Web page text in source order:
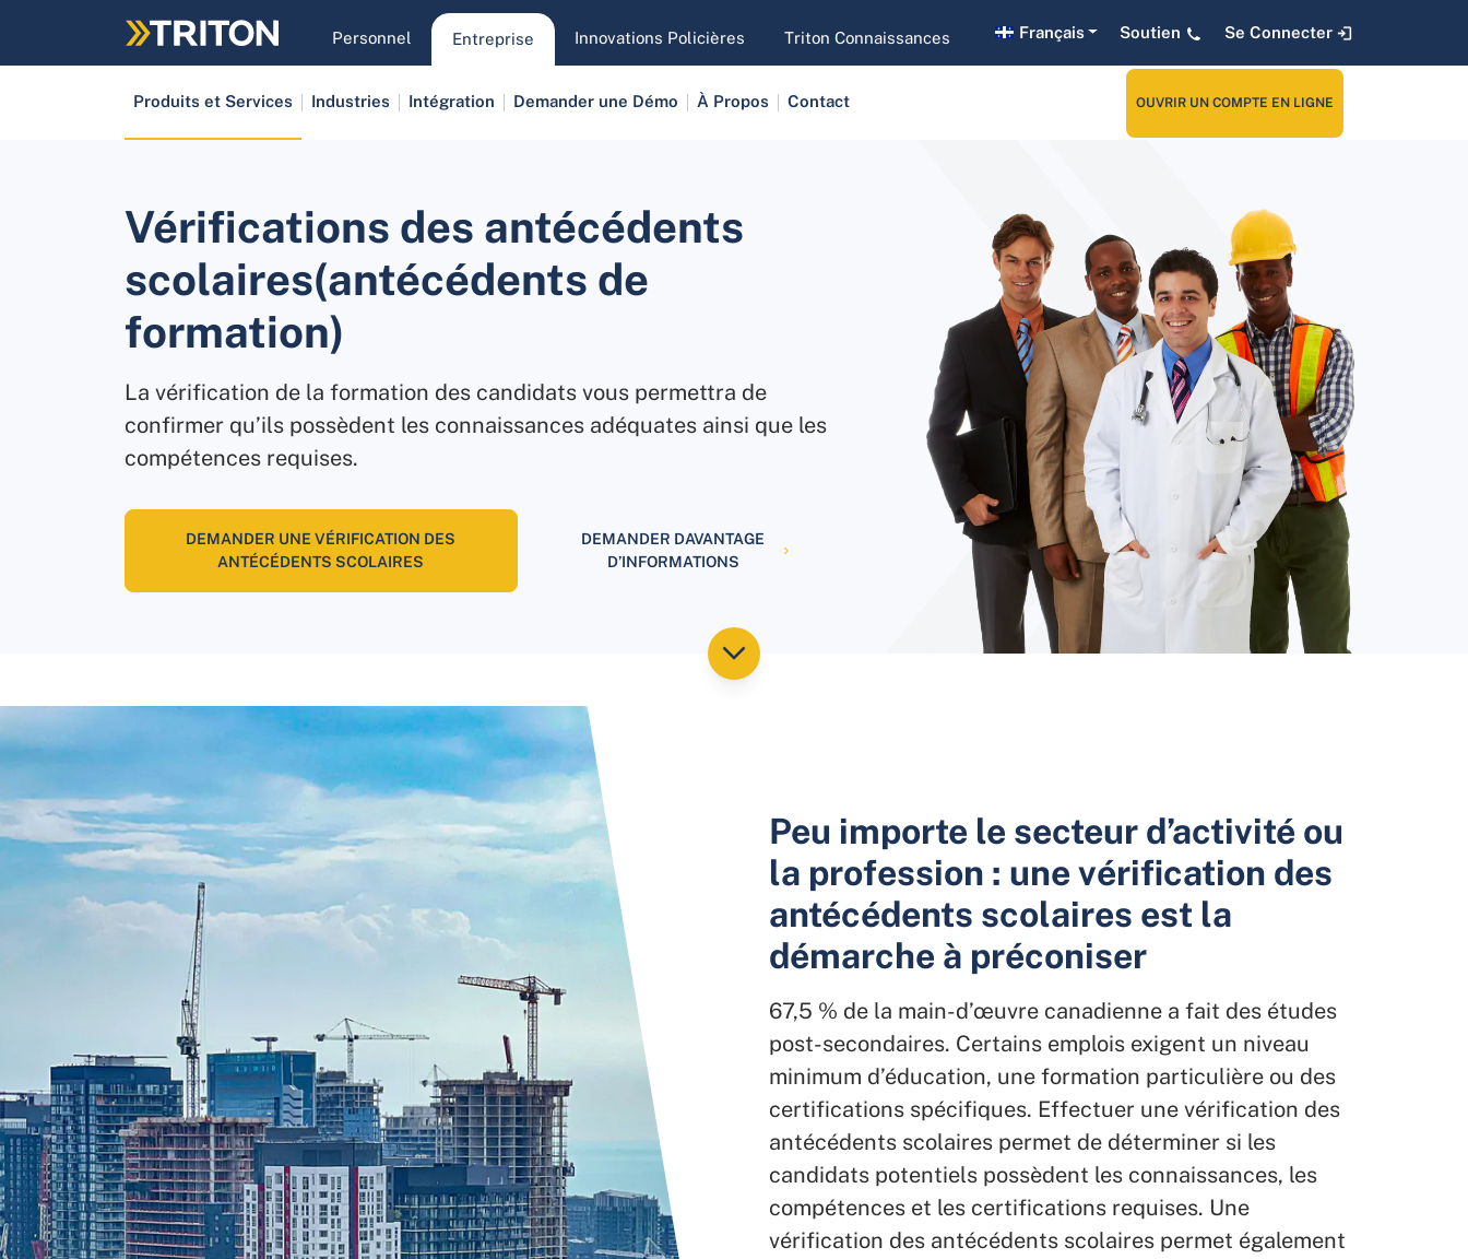
contenu
Personnel Entreprise
Produits et Services Industries Intégration Demander une Démo À Propos Contact OUVRIR UN COMPTE EN LIGNE
Innovations Policières Triton Connaissances Français Soutien Se Connecter
Vérifications des antécédents
scolaires(antécédents de
formation)
La vérification de la formation des candidats vous permettra de
confirmer qu’ils possèdent les connaissances adéquates ainsi que les
compétences requises.
DEMANDER UNE VÉRIFICATION DES
ANTÉCÉDENTS SCOLAIRES
DEMANDER DAVANTAGE
D’INFORMATIONS
Peu importe le secteur d’activité ou
la profession : une vérification des
antécédents scolaires est la
démarche à préconiser
67,5 % de la main-d’œuvre canadienne a fait des études
post-secondaires. Certains emplois exigent un niveau
minimum d’éducation, une formation particulière ou des
certifications spécifiques. Effectuer une vérification des
antécédents scolaires permet de déterminer si les
candidats potentiels possèdent les connaissances, les
compétences et les certifications requises. Une
vérification des antécédents scolaires permet également